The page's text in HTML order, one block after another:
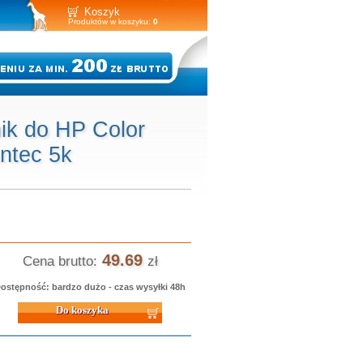
Koszyk
Produktów w koszyku: 0
do HP Color
5k
Cena brutto: 49.69 zł
bardzo dużo - czas wysyłki 48h
koszyka